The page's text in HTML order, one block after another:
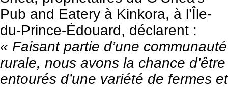
Pub and Eatery à Kinkora, à l’Île-
du-Prince-Édouard, déclarent :
« Faisant partie d’une communauté
rurale, nous avons la chance d’être
entourés d’une variété de fermes et